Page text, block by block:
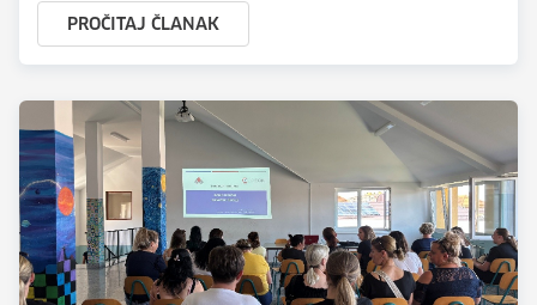
PROČITAJ ČLANAK